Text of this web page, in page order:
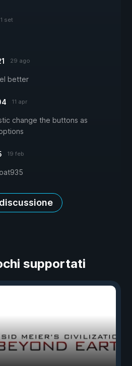
1 set
29 ago
better
11 apr
change the buttons as
19 feb
supportati